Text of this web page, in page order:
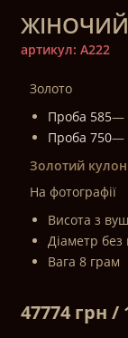
артикул: A222
Золото
Проба 585—
Проба 750—
Золотий кулон
На фотографії
Висота з
Діаметр
Вага 8 грам
47774 грн /